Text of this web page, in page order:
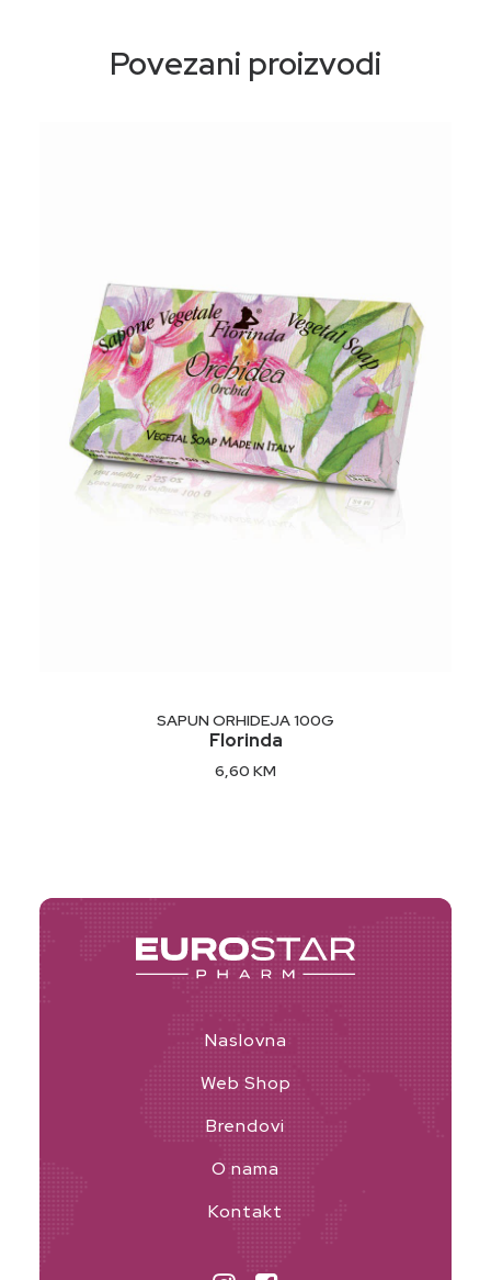
Povezani proizvodi
DODAJ U KORPU
SAPUN ORHIDEJA 100G
Florinda
6,60 KM
Naslovna
Web Shop
Brendovi
O nama
Kontakt